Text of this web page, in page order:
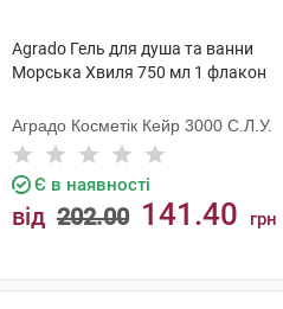
Agrado Гель для душа та ванни
Морська Хвиля 750 мл 1 флакон
Аградо Косметік Кейр 3000 С.Л.У.
Є в наявності
від 202.00 141.40 грн